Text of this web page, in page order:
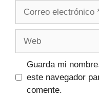
Guarda mi
este navegador
comente.